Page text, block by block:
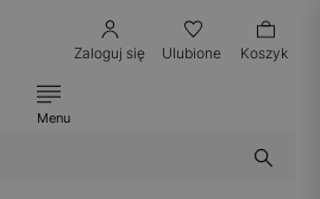
Zaloguj się Ulubione Koszyk
Menu